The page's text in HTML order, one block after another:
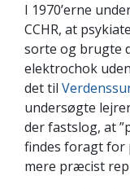
I 1970’erne
CCHR, at
sorte og brugte
elektrochok
det til
undersøgte
der fastslog, at
findes foragt for
mere præcist